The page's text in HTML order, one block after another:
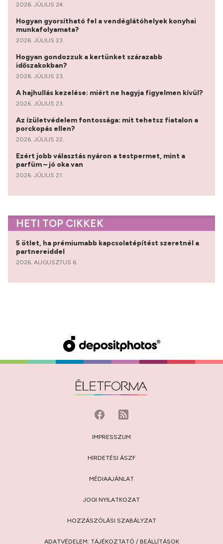
2026. JÚLIUS 24.
Hogyan gyorsítható fel a vendéglátóhelyek konyhai
munkafolyamata?
2026. JÚLIUS 23.
Hogyan gondozzuk a kertünket szárazabb
időszakokban?
2026. JÚLIUS 23.
A hajhullás kezelése: miért ne hagyja figyelmen kívül?
2026. JÚLIUS 23.
Az ízületvédelem fontossága: mit tehetsz fiatalon a
porckopás ellen?
2026. JÚLIUS 22.
Ezért jobb választás nyáron a testpermet, mint a
parfüm – jó oka van
2026. JÚLIUS 21.
HETI TOP CIKKEK
5 ötlet, ha prémiumabb kapcsolatépítést szeretnél a
partnereiddel
2026. AUGUSZTUS 6.
IMPRESSZUM
HIRDETÉSI ÁSZF
MÉDIAAJÁNLAT
JOGI NYILATKOZAT
HOZZÁSZÓLÁSI SZABÁLYZAT
ADATVÉDELEM: TÁJÉKOZTATÓ / BEÁLLÍTÁSOK